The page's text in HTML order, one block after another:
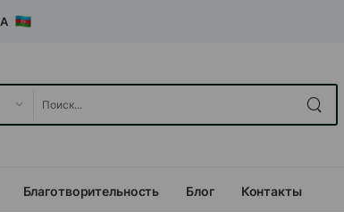
Благотворительность Блог Контакты